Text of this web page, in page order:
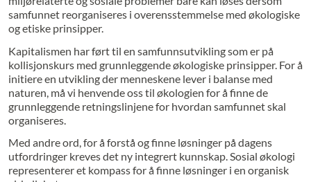
samfunnet reorganiseres i overensstemmelse med økologiske
og etiske prinsipper.
Kapitalismen har ført til en samfunnsutvikling som er på
kollisjonskurs med grunnleggende økologiske prinsipper. For å
initiere en utvikling der menneskene lever i balanse med
naturen, må vi henvende oss til økologien for å finne de
grunnleggende retningslinjene for hvordan samfunnet skal
organiseres.
Med andre ord, for å forstå og finne løsninger på dagens
utfordringer kreves det ny integrert kunnskap. Sosial økologi
representerer et kompass for å finne løsninger i en organisk